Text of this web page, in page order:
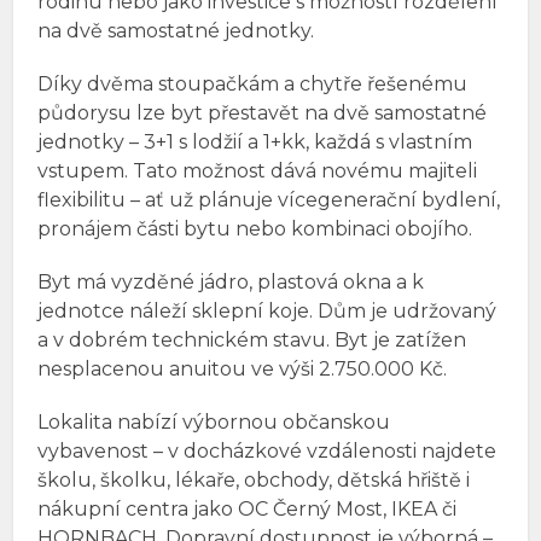
na dvě samostatné jednotky.
Díky dvěma stoupačkám a chytře řešenému
půdorysu lze byt přestavět na dvě samostatné
jednotky – 3+1 s lodžií a 1+kk, každá s vlastním
vstupem. Tato možnost dává novému majiteli
flexibilitu – ať už plánuje vícegenerační bydlení,
pronájem části bytu nebo kombinaci obojího.
Byt má vyzděné jádro, plastová okna a k
jednotce náleží sklepní koje. Dům je udržovaný
a v dobrém technickém stavu. Byt je zatížen
nesplacenou anuitou ve výši 2.750.000 Kč.
Lokalita nabízí výbornou občanskou
vybavenost – v docházkové vzdálenosti najdete
školu, školku, lékaře, obchody, dětská hřiště i
nákupní centra jako OC Černý Most, IKEA či